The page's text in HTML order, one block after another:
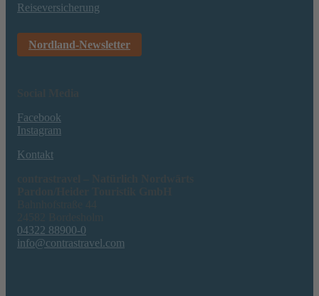
Reiseversicherung
Nordland-Newsletter
Facebook
Instagram
Kontakt
04322 88900-0
info@contrastravel.com